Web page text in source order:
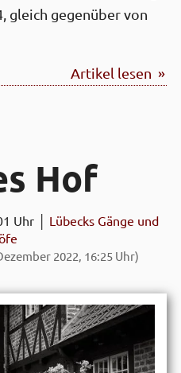
gleich gegenüber von
Artikel lesen »
Hof
Uhr │ Lübecks Gänge und
2022, 16:25 Uhr)